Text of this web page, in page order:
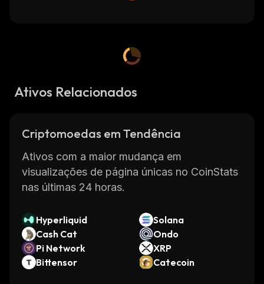
Ativos Relacionados
Criptomoedas em Tendência
Ativos com a maior mudança em
visualizações de página únicas no CoinStats
nas últimas 24 horas.
Hyperliquid
Solana
Cash Cat
Ondo
Pi Network
XRP
Bittensor
Catecoin